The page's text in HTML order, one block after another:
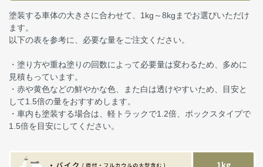
塗装する車体の大きさに合わせて、1kg～8kgまでお選びいただけ
ます。
以下の表を参考に、必要な量をご注文ください。
・塗り方や重ね塗りの回数によって必要量は変わるため、多めに
見積もっています。
・赤や黄色などの鮮やかな色、また白は透けやすいため、目安と
して1.5倍の量をおすすめします。
・車内も塗装する場合は、軽トラックで1.2倍、ボックスタイプで
1.5倍を目安にしてください。